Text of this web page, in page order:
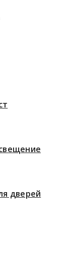
дверей